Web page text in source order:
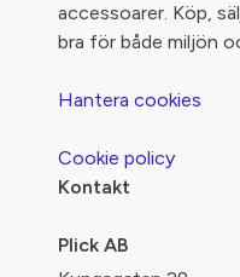
accessoarer. Köp,
bra för både miljön
Hantera cookies
Cookie policy
Kontakt
Plick AB